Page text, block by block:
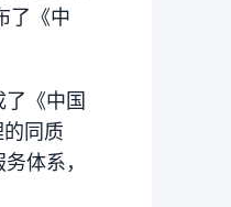
了《中
《中国
同质
体系，